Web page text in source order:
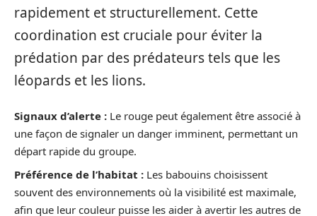
rapidement et structurellement. Cette
coordination est cruciale pour éviter la
prédation par des prédateurs tels que les
léopards et les lions.
Signaux d’alerte : Le rouge peut également être associé à
une façon de signaler un danger imminent, permettant un
départ rapide du groupe.
Préférence de l’habitat : Les babouins choisissent
souvent des environnements où la visibilité est maximale,
afin que leur couleur puisse les aider à avertir les autres de